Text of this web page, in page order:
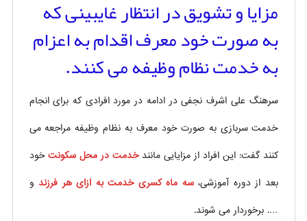
مزایا و تشویق در انتظار غایبینی که
به صورت خود معرف اقدام به اعزام
به خدمت نظام وظیفه می کنند.
سرهنگ علی اشرف نجفی در ادامه در مورد افرادی که برای انجام
خدمت سربازی به صورت خود معرف به نظام وظیفه مراجعه می
کنند گفت: این افراد از مزایایی مانندخدمت در محل سکونتخود
بعد از دوره آموزشی،سه ماه کسری خدمت به ازای هر فرزند و
…. برخوردار می شوند.